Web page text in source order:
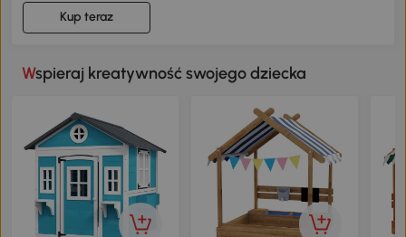
Kup teraz
Wspieraj kreatywność swojego dziecka